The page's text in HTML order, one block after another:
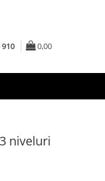
910 0,00
niveluri